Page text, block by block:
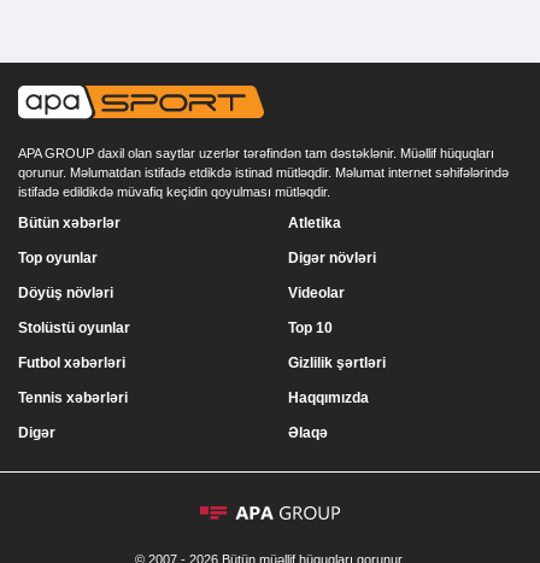
APA GROUP daxil olan saytlar uzerlər tərəfindən tam dəstəklənir. Müəllif hüquqları
qorunur. Məlumatdan istifadə etdikdə istinad mütləqdir. Məlumat internet səhifələrində
istifadə edildikdə müvafiq keçidin qoyulması mütləqdir.
Bütün xəbərlər
Top oyunlar
Döyüş növləri
Stolüstü oyunlar
Atletika
Digər növləri
Videolar
Top 10
Futbol xəbərləri
Tennis xəbərləri
Digər
Gizlilik şərtləri
Haqqımızda
Əlaqə
© 2007 - 2026 Bütün müəllif hüquqları qorunur.